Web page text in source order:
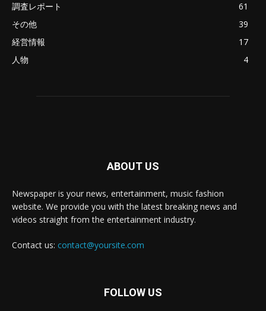
調査レポート
61
その他
39
経営情報
17
人物
4
ABOUT US
Newspaper is your news, entertainment, music fashion
website. We provide you with the latest breaking news and
videos straight from the entertainment industry.
Contact us: contact@yoursite.com
FOLLOW US